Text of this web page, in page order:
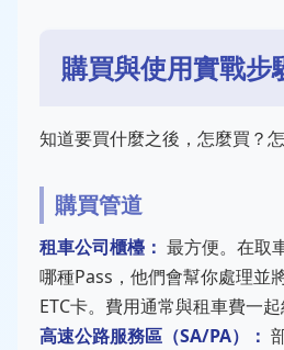
購買與使用實戰步
知道要買什麼之後，怎麼買？
購買管道
租車公司櫃檯： 最方便。在取
哪種Pass，他們會幫你處理並
ETC卡。費用通常與租車費一起
高速公路服務區（SA/PA）：